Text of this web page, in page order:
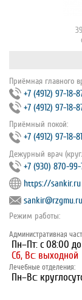
Приёмная главного
+7 (4912)
+7 (4912)
Приёмный покой:
+7 (4912)
Дежурный врач
+7 (930) 870-99-
https://sankir.ru
sankir@rzgmu.ru
Режим работы:
Административная
Пн–Пт: с 08:00
Сб, Вс: выходной
Лечебные отделения:
Пн–Вс: